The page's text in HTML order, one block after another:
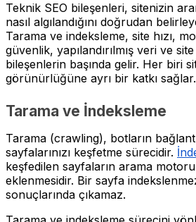
Teknik SEO bileşenleri, sitenizin
nasıl algılandığını doğrudan
Tarama ve indeksleme, site hızı,
güvenlik, yapılandırılmış veri ve
bileşenlerin başında gelir. Her biri
görünürlüğüne ayrı bir katkı sağlar.
Tarama ve İndeksleme
Tarama (crawling), botların
sayfalarınızı keşfetme sürecidir.
keşfedilen sayfaların arama
eklenmesidir. Bir sayfa
sonuçlarında çıkamaz.